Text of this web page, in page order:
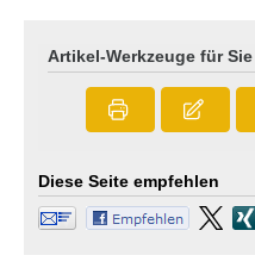
Artikel-Werkzeuge für Sie
Diese Seite empfehlen